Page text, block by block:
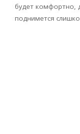
будет комфортно,
поднимется